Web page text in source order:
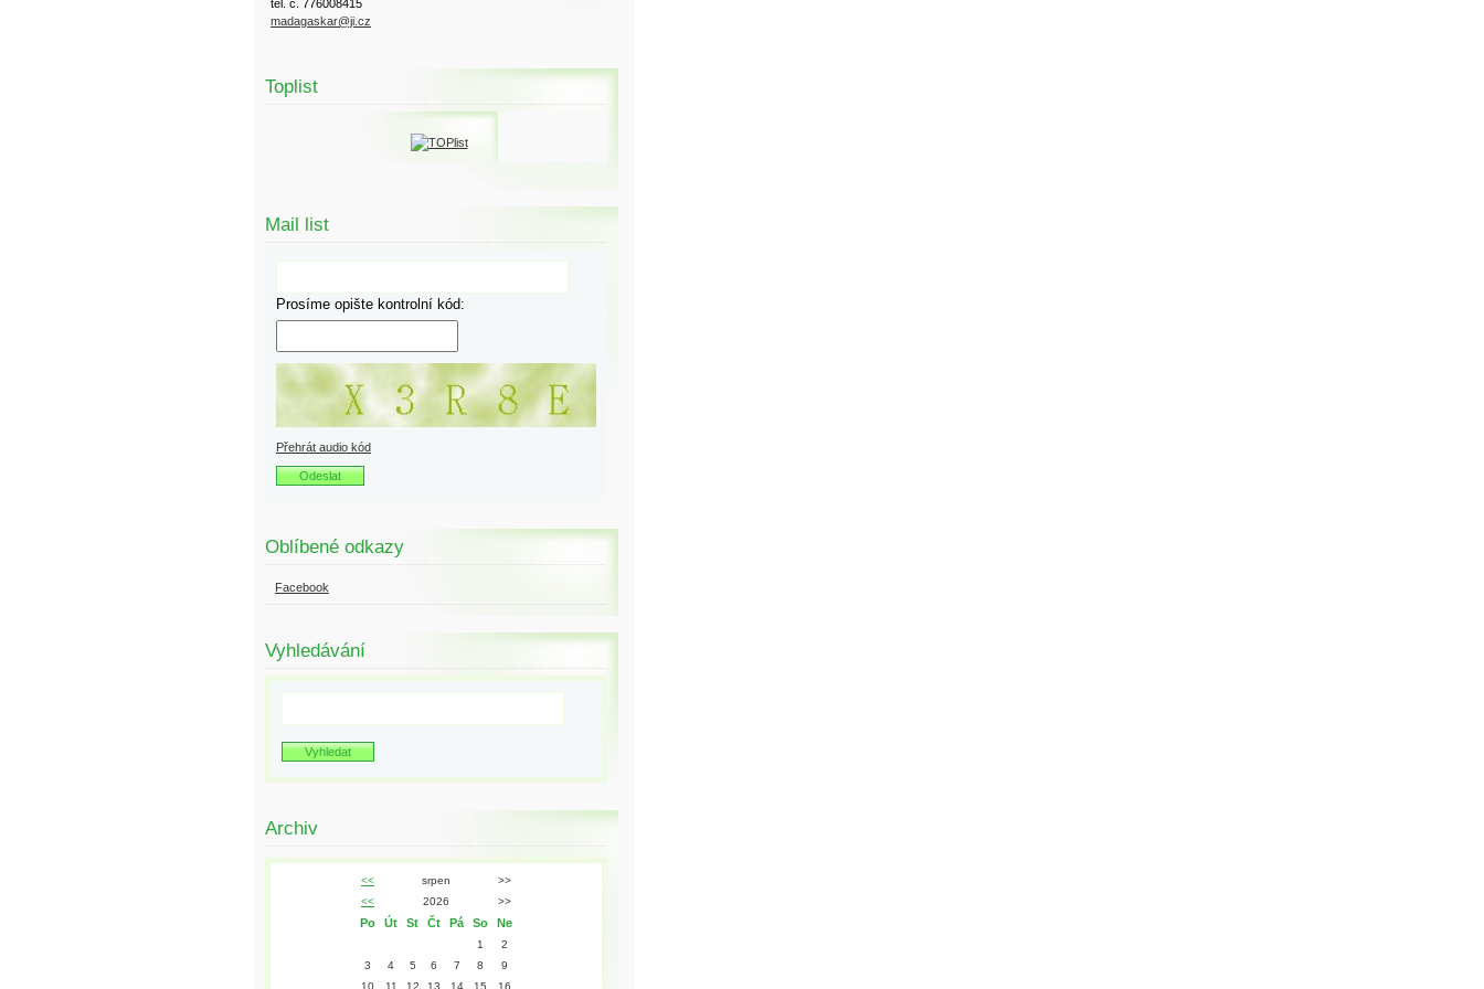
tel. č. 776008415
madagaskar@ji.cz
Toplist
Mail list
Prosíme opište kontrolní kód:
Přehrát audio kód
Oblíbené odkazy
Facebook
Vyhledávání
Archiv
<< srpen
>>
<<
2026 >>
Po Út St Čt Pá So Ne
1
2
3
4 5 6 7 8
9
10
11 12 13 14 15 16